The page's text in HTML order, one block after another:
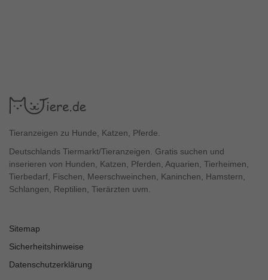
Tieranzeigen zu Hunde, Katzen, Pferde.
Deutschlands Tiermarkt/Tieranzeigen. Gratis suchen und
inserieren von Hunden, Katzen, Pferden, Aquarien, Tierheimen,
Tierbedarf, Fischen, Meerschweinchen, Kaninchen, Hamstern,
Schlangen, Reptilien, Tierärzten uvm.
Sitemap
Sicherheitshinweise
Datenschutzerklärung